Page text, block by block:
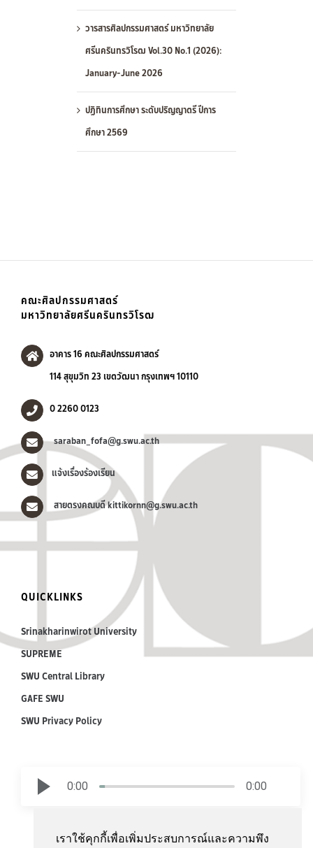
เราใช้คุกกี้เพื่อเพิ่มประสบการณ์และความพึง
วารสารศิลปกรรมศาสตร์ มหาวิทยาลัย
ศรีนครินทรวิโรฒ Vol.30 No.1 (2026):
January-June 2026
ปฏิทินการศึกษา ระดับปริญญาตรี ปีการ
ศึกษา 2569
คณะศิลปกรรมศาสตร์
มหาวิทยาลัยศรีนครินทรวิโรฒ
อาคาร 16 คณะศิลปกรรมศาสตร์
114 สุขุมวิท 23 เขตวัฒนา กรุงเทพฯ 10110
0 2260 0123
saraban_fofa@g.swu.ac.th
แจ้งเรื่องร้องเรียน
สายตรงคณบดี kittikornn@g.swu.ac.th
QUICKLINKS
Srinakharinwirot University
SUPREME
SWU Central Library
GAFE SWU
SWU Privacy Policy
0:00 0:00